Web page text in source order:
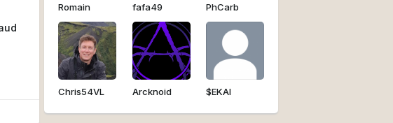
Romain fafa49 PhCarb
Chris54VL Arcknoid $EKAI